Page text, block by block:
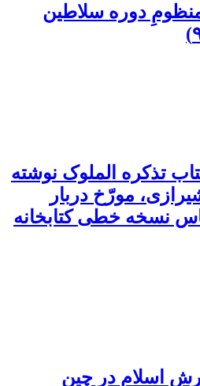
منظومِ دوره سلاطین
تذکره الملوک نوشته
مورّخ دربار
نسخه خطی کتابخانه
اسلام در چین